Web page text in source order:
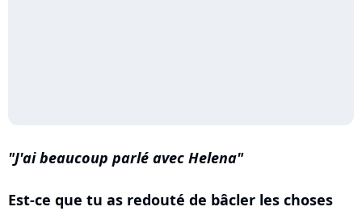
J'ai beaucoup parlé avec Helena
Est-ce que tu as redouté de bâcler les choses